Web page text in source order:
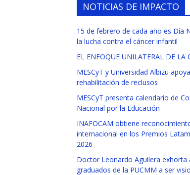
NOTICIAS DE IMPACTO
15 de febrero de cada año es Día
la lucha contra el cáncer infantil
EL ENFOQUE UNILATERAL DE LA
MESCyT y Universidad Albizu
rehabilitación de reclusos
MESCyT presenta calendario de
Nacional por la Educación
INAFOCAM obtiene
internacional en los Premios
2026
Doctor Leonardo Aguilera exhorta
graduados de la PUCMM a ser